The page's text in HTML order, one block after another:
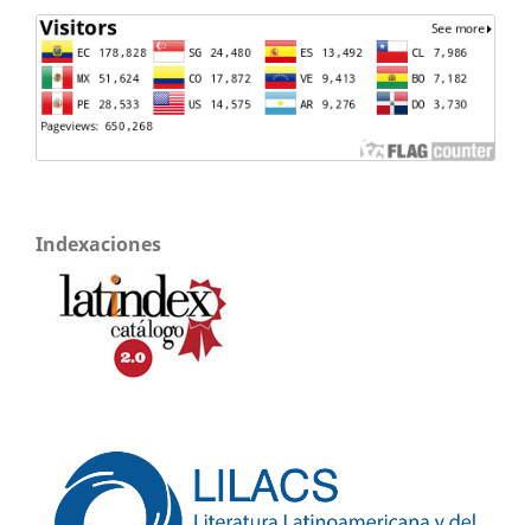
Indexaciones